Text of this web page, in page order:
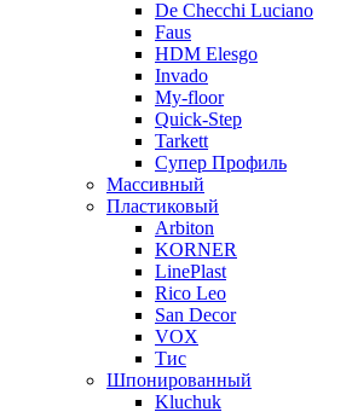
De Checchi Luciano
Faus
HDM Elesgo
Invado
My-floor
Quick-Step
Tarkett
Супер Профиль
Массивный
Пластиковый
Arbiton
KORNER
LinePlast
Rico Leo
San Decor
VOX
Тис
Шпонированный
Kluchuk